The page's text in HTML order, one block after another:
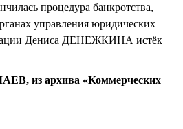
процедура банкротства,
управления юридических
Дениса ДЕНЕЖКИНА истёк
из архива «Коммерческих